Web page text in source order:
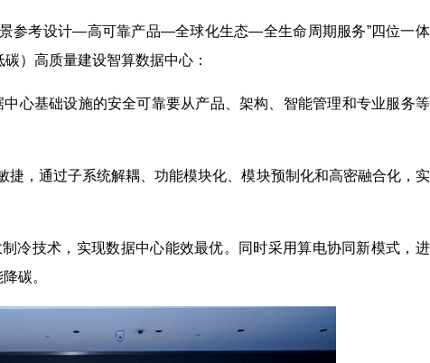
参考设计—高可靠产品—全球化生态—全生命周期服务”四位一
）高质量建设智算数据中心：
心基础设施的安全可靠要从产品、架构、智能管理和专业服务
捷，通过子系统解耦、功能模块化、模块预制化和高密融合化，
冷技术，实现数据中心能效最优。同时采用算电协同新模式，
碳。